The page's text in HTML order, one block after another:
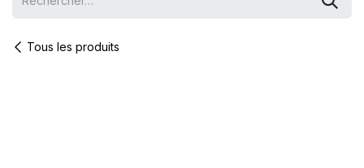
Tous les produits